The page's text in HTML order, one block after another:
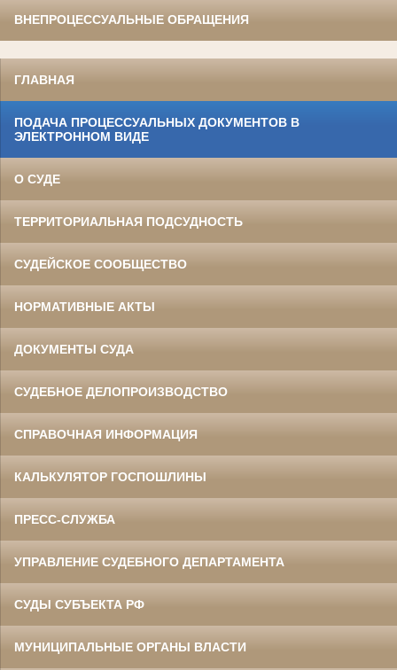
ВНЕПРОЦЕССУАЛЬНЫЕ ОБРАЩЕНИЯ
ГЛАВНАЯ
ПОДАЧА ПРОЦЕССУАЛЬНЫХ ДОКУМЕНТОВ В
ЭЛЕКТРОННОМ ВИДЕ
О СУДЕ
ТЕРРИТОРИАЛЬНАЯ ПОДСУДНОСТЬ
СУДЕЙСКОЕ СООБЩЕСТВО
НОРМАТИВНЫЕ АКТЫ
ДОКУМЕНТЫ СУДА
СУДЕБНОЕ ДЕЛОПРОИЗВОДСТВО
СПРАВОЧНАЯ ИНФОРМАЦИЯ
КАЛЬКУЛЯТОР ГОСПОШЛИНЫ
ПРЕСС-СЛУЖБА
УПРАВЛЕНИЕ СУДЕБНОГО ДЕПАРТАМЕНТА
СУДЫ СУБЪЕКТА РФ
МУНИЦИПАЛЬНЫЕ ОРГАНЫ ВЛАСТИ